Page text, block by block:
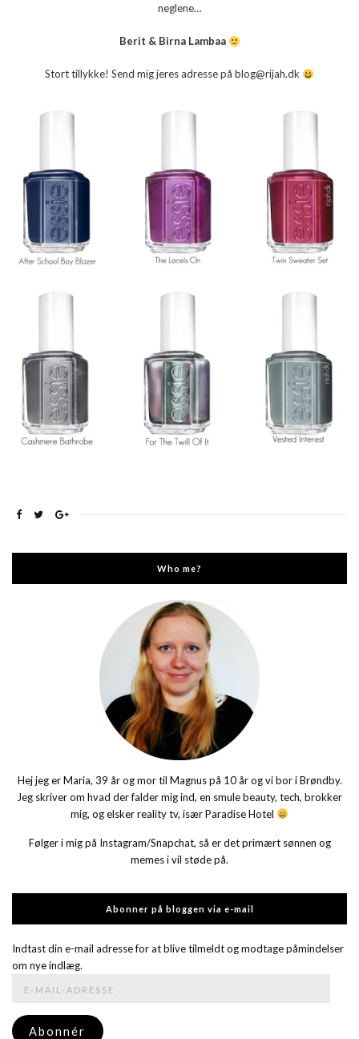
neglene…
Berit & Birna Lambaa
Stort tillykke! Send mig jeres adresse på blog@rijah.dk
Who me?
Hej jeg er Maria, 39 år og mor til Magnus på 10 år og vi bor i Brøndby.
Jeg skriver om hvad der falder mig ind, en smule beauty, tech, brokker
mig, og elsker reality tv, især Paradise Hotel
Følger i mig på Instagram/Snapchat, så er det primært sønnen og
memes i vil støde på.
Abonner på bloggen via e-mail
Indtast din e-mail adresse for at blive tilmeldt og modtage påmindelser
om nye indlæg.
adresse
Abonnér